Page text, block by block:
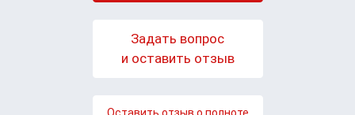
Задать вопрос
и оставить отзыв